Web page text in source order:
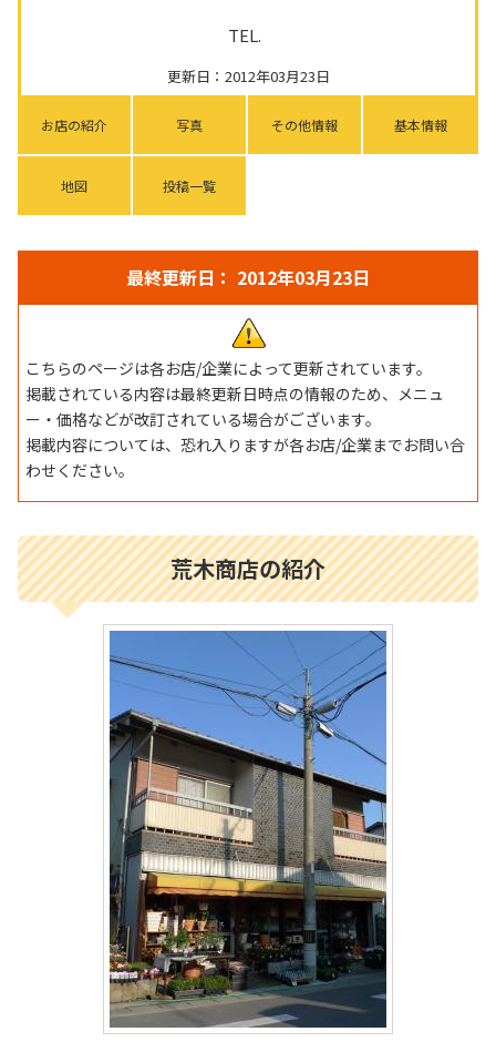
TEL.
更新日：2012年03月23日
お店の紹介 写真 その他情報 基本情報
地図 投稿一覧
最終更新日： 2012年03月23日
こちらのページは各お店/企業によって更新されています。
掲載されている内容は最終更新日時点の情報のため、メニュ
ー・価格などが改訂されている場合がございます。
掲載内容については、恐れ入りますが各お店/企業までお問い合
わせください。
荒木商店の紹介